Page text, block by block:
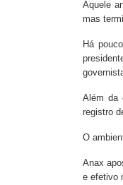
Àquele
mas
Há
Além da
registro
O
Anax
e efetivo